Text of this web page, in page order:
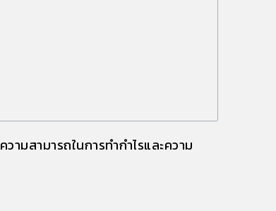
ความสามารถในการทำกำไรและความ